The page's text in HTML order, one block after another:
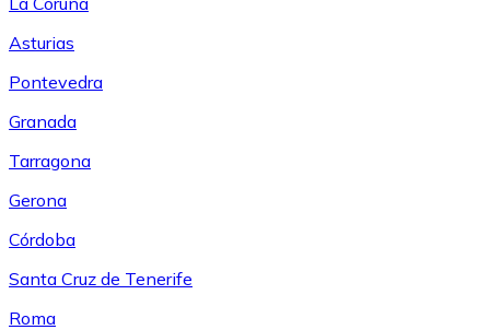
Asturias
Pontevedra
Granada
Tarragona
Gerona
Córdoba
Santa Cruz de Tenerife
Roma